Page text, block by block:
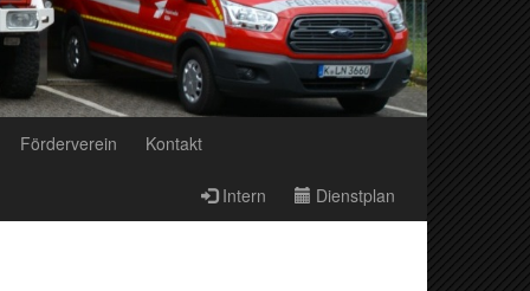
Förderverein Kontakt
Intern Dienstplan